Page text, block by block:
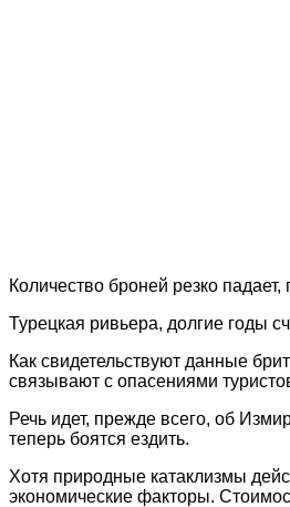
Количество броней резко
Турецкая ривьера, долгие годы
Как свидетельствуют данные
связывают с опасениями
Речь идет, прежде всего, об
теперь боятся ездить.
Хотя природные катаклизмы
экономические факторы.